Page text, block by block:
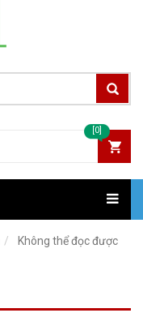
[0]
Không thể đọc được